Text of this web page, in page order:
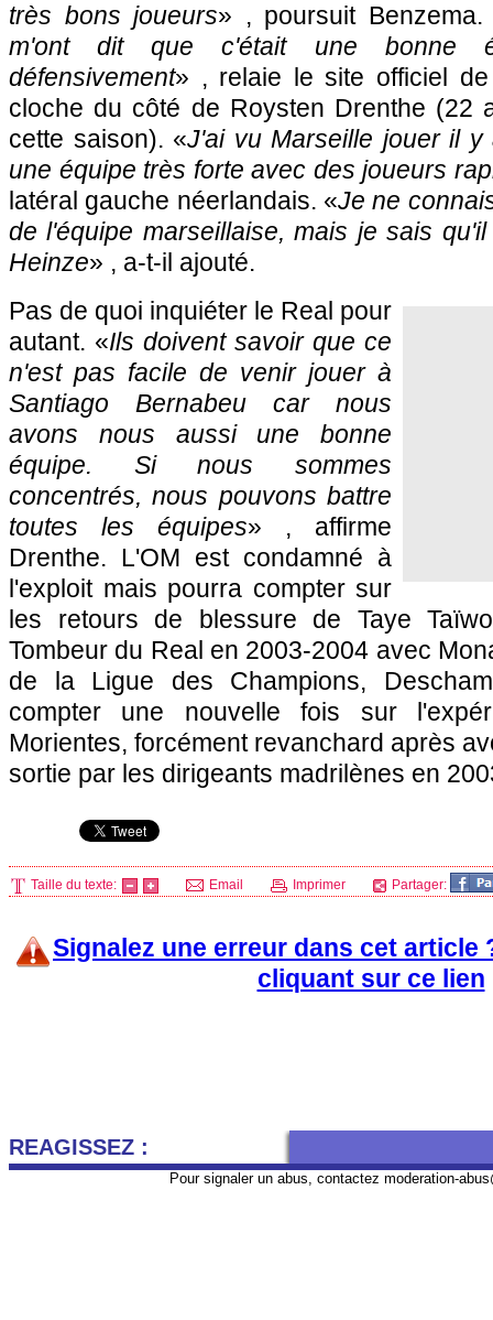
très bons joueurs» , poursuit Benzema.
m'ont dit que c'était une bonne
défensivement» , relaie le site officiel
cloche du côté de Roysten Drenthe (22
cette saison). «J'ai vu Marseille jouer il y
une équipe très forte avec des joueurs
latéral gauche néerlandais. «Je ne
de l'équipe marseillaise, mais je sais
Heinze» , a-t-il ajouté.
Pas de quoi inquiéter le Real pour
autant. «Ils doivent savoir que ce
n'est pas facile de venir jouer à
Santiago Bernabeu car nous
avons nous aussi une bonne
équipe. Si nous sommes
concentrés, nous pouvons battre
toutes les équipes» , affirme
Drenthe. L'OM est condamné à
l'exploit mais pourra compter sur
les retours de blessure de Taye
Tombeur du Real en 2003-2004 avec
de la Ligue des Champions,
compter une nouvelle fois sur
Morientes, forcément revanchard après
sortie par les dirigeants madrilènes en
Taille du texte: Email Imprimer Partager:
Signalez une erreur dans cet article
cliquant sur ce lien
REAGISSEZ :
Pour signaler un abus, contactez moderation-